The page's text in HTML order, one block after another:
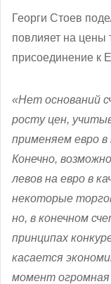
Георги Стоев
повлияет на цены
присоединение к
«Нет оснований
росту цен,
применяем евро
Конечно,
левов на евро в
некоторые
но, в конечном
принципах
касается
момент огромная